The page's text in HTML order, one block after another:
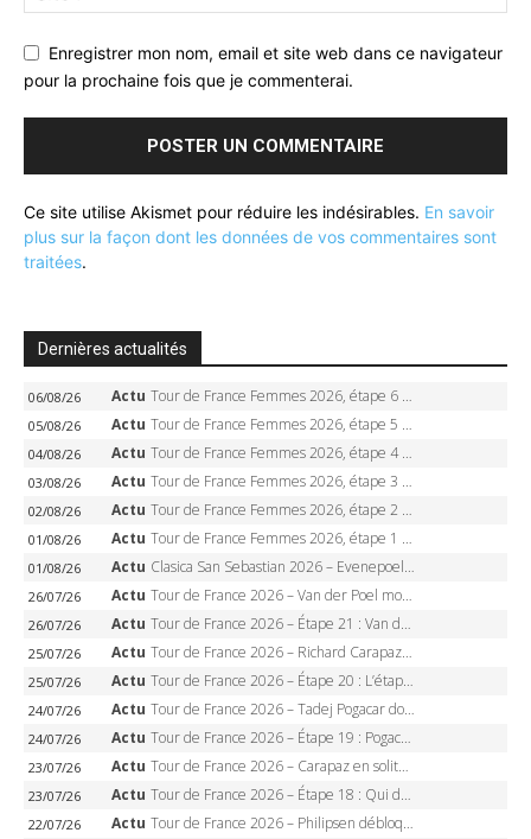
Enregistrer mon nom, email et site web dans ce navigateur
pour la prochaine fois que je commenterai.
Ce site utilise Akismet pour réduire les indésirables. En savoir
plus sur la façon dont les données de vos commentaires sont
traitées.
Dernières actualités
06/08/26 Actu Tour de France Femmes 2026, étape 6 – Kim Le Court-Pienaar gagne à Tournon, Reusser en jaune
05/08/26 Actu Tour de France Femmes 2026, étape 5 – Demi Vollering gagne à Belleville, Reusser en jaune, Ferrand-Prévot coule
04/08/26 Actu Tour de France Femmes 2026, étape 4 – Marlen Reusser écrase le chrono, Ferrand-Prévot en crise
03/08/26 Actu Tour de France Femmes 2026, étape 3 – Sigrid Haugset en solitaire, 88 km d’échappée, maillot jaune
02/08/26 Actu Tour de France Femmes 2026, étape 2 – Lorena Wiebes doublé à Genève, Markus héroïque, 7e record
01/08/26 Actu Tour de France Femmes 2026, étape 1 – Lorena Wiebes intouchable à Lausanne, premier maillot jaune
01/08/26 Actu Clasica San Sebastian 2026 – Evenepoel recordman, 4e victoire, Carapaz battu au sprint
26/07/26 Actu Tour de France 2026 – Van der Poel monumental à Paris, Pogacar égale le record des cinq sacres
26/07/26 Actu Tour de France 2026 – Étape 21 : Van der Poel, Pogacar, qui succédera à Wout van Aert sur les Champs-Elysées ?
25/07/26 Actu Tour de France 2026 – Richard Carapaz roi des Alpes, doublé et maillot à pois, Seixas perd le podium
25/07/26 Actu Tour de France 2026 – Étape 20 : L’étape reine, Galibier, Sarenne, Alpe d’Huez, qui succédera à Pogacar ?
24/07/26 Actu Tour de France 2026 – Tadej Pogacar dompte l’Alpe d’Huez, 5e victoire, record de Pantani pulvérisé
24/07/26 Actu Tour de France 2026 – Étape 19 : Pogacar peut-il enfin dompter l’Alpe d’Huez ?
23/07/26 Actu Tour de France 2026 – Carapaz en solitaire à Orcières-Merlette, Paret-Peintre à un point du maillot à pois
23/07/26 Actu Tour de France 2026 – Étape 18 : Qui domptera Orcières-Merlette, première marche vers l’Alpe d’Huez ?
22/07/26 Actu Tour de France 2026 – Philipsen débloque son compteur à Voiron, Pedersen en danger pour le maillot vert